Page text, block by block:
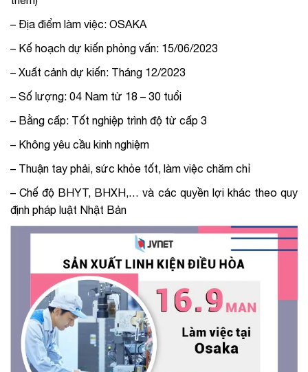
– Địa điểm làm việc: OSAKA
– Kế hoạch dự kiến phỏng vấn: 15/06/2023
– Xuất cảnh dự kiến: Tháng 12/2023
– Số lượng: 04 Nam từ 18 – 30 tuổi
– Bằng cấp: Tốt nghiệp trình độ từ cấp 3
– Không yêu cầu kinh nghiệm
– Thuận tay phải, sức khỏe tốt, làm việc chăm chỉ
– Chế độ BHYT, BHXH,… và các quyền lợi khác theo quy
định pháp luật Nhật Bản